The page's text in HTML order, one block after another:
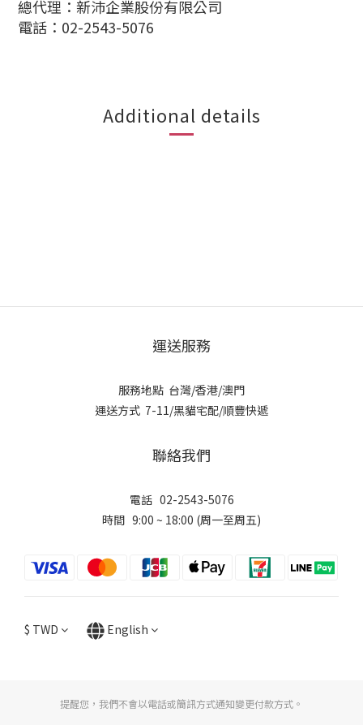
總代理：新沛企業股份有限公司
電話：02-2543-5076
Additional details
運送服務
服務地點 台灣/香港/澳門
運送方式 7-11/黑貓宅配/順豐快遞
聯絡我們
電話 02-2543-5076
時間 9:00 ~ 18:00 (周一至周五)
$ TWD English
提醒您，我們不會以電話或簡訊方式通知變更付款方式。